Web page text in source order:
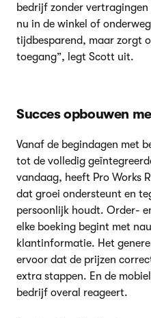
bedrijf zonder
nu in de winkel of
tijdbesparend, maar zorgt
toegang”, legt Scott uit.
Succes opbouwen
Vanaf de begindagen met
tot de volledig
vandaag, heeft Pro Works
dat groei ondersteunt en
persoonlijk houdt. Order-
elke boeking begint met
klantinformatie. Het
ervoor dat de prijzen
extra stappen. En de
bedrijf overal reageert.